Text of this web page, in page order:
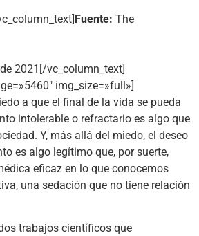
Fuente: The
2021[/vc_column_text]
img_size=»full»]
a que el final de la vida se pueda
intolerable o refractario es algo que
Y, más allá del miedo, el deseo
es algo legítimo que, por suerte,
eficaz en lo que conocemos
una sedación que no tiene relación
trabajos científicos que